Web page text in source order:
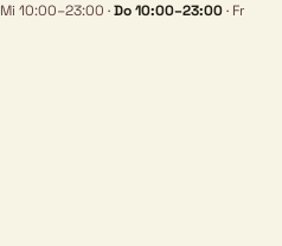
Mi 10:00–23:00 ·Do 10:00–23:00· Fr